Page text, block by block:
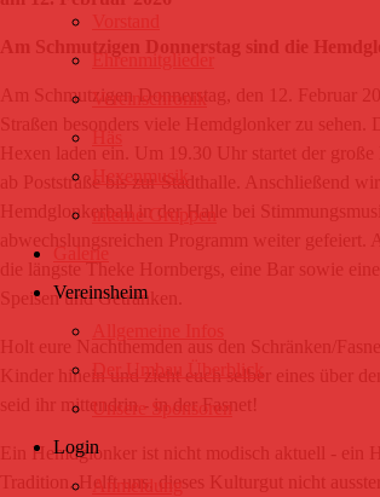
Ehrenmitglieder
Vereinschronik
Häs
Hexenmusik
interne Gruppen
Galerie
Vereinsheim
Der Umbau Überblick
Unsere Sponsoren
Login
Anmeldung
Am Schmutzigen Donnerstag sind die
Am Schmutzigen Donnerstag, den 12. Februar
Straßen besonders viele Hemdglonker zu sehen.
Hexen laden ein. Um 19.30 Uhr startet der
ab Poststraße bis zur Stadthalle. Anschließend
Hemdglonkerball in der Halle bei
abwechslungsreichen Programm weiter gefeiert.
die längste Theke Hornbergs, eine Bar sowie
Speisen und Getränken.
Holt eure Nachthemden aus den Schränken/
Kinder hinein und zieht euch selber eines über
seid ihr mittendrin - in der Fasnet!
Ein Hemdglonker ist nicht modisch aktuell - ein
Tradition. Helft uns, dieses Kulturgut nicht